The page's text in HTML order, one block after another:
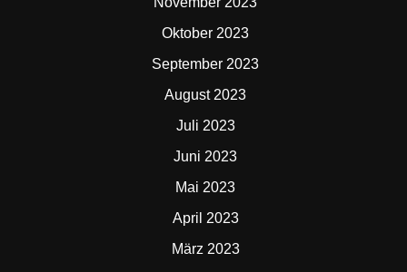
Oktober 2023
September 2023
August 2023
Juli 2023
Juni 2023
Mai 2023
April 2023
März 2023